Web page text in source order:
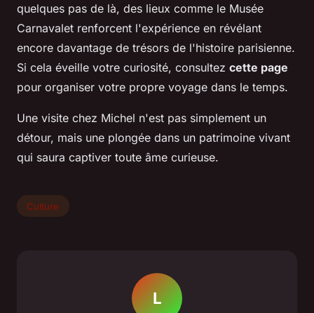
quelques pas de là, des lieux comme le Musée
Carnavalet renforcent l'expérience en révélant
encore davantage de trésors de l'histoire parisienne.
Si cela éveille votre curiosité, consultez cette page
pour organiser votre propre voyage dans le temps.
Une visite chez Michel n'est pas simplement un
détour, mais une plongée dans un patrimoine vivant
qui saura captiver toute âme curieuse.
Culture
L